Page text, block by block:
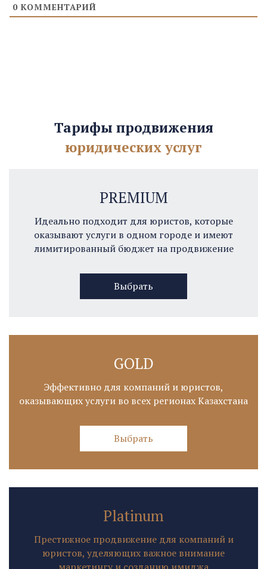
0 КОММЕНТАРИЙ
Тарифы продвижения
юридических услуг
PREMIUM
Идеально подходит для юристов, которые
оказывают услуги в одном городе и имеют
лимитированный бюджет на продвижение
Выбрать
GOLD
Эффективно для компаний и юристов,
оказывающих услуги во всех регионах Казахстана
Выбрать
Platinum
Престижное продвижение для компаний и
юристов, уделяющих важное внимание